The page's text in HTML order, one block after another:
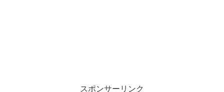
スポンサーリンク